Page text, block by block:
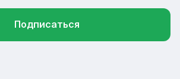
Подписаться